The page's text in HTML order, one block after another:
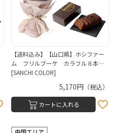
【送料込み】【山口県】ホシファー
ム フリルブーケ カラフル８本…
[SANCHI COLOR]
5,170円 （税込）
カートに入れる